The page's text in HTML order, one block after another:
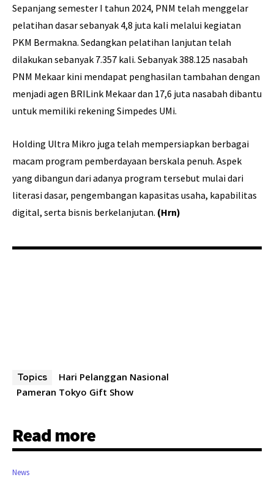
Sepanjang semester I tahun 2024, PNM telah menggelar
pelatihan dasar sebanyak 4,8 juta kali melalui kegiatan
PKM Bermakna. Sedangkan pelatihan lanjutan telah
dilakukan sebanyak 7.357 kali. Sebanyak 388.125 nasabah
PNM Mekaar kini mendapat penghasilan tambahan dengan
menjadi agen BRILink Mekaar dan 17,6 juta nasabah dibantu
untuk memiliki rekening Simpedes UMi.
Holding Ultra Mikro juga telah mempersiapkan berbagai
macam program pemberdayaan berskala penuh. Aspek
yang dibangun dari adanya program tersebut mulai dari
literasi dasar, pengembangan kapasitas usaha, kapabilitas
digital, serta bisnis berkelanjutan. (Hrn)
Topics
Hari Pelanggan Nasional
Pameran Tokyo Gift Show
Read more
News